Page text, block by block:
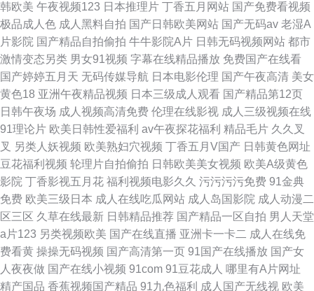
韩欧美 午夜视频123 日本推理片 丁香五月网站 国产免费看视频
极品成人色 成人黑料自拍 国产日韩欧美网站 国产无码av 老湿A
片影院 国产精品自拍偷拍 牛牛影院A片 日韩无码视频网站 都市
激情变态另类 男女91视频 字幕在线精品播放 免费国产在线看
国产婷婷五月天 无码传媒导航 日本电影伦理 国产午夜高清 美女
黄色18 亚洲午夜精品视频 日本三级成人观看 国产精品第12页
日韩午夜场 成人视频高清免费 伦理在线影视 成人三级视频在线
91理论片 欧美日韩性爱福利 av午夜探花福利 精品毛片 久久叉
叉 另类人妖视频 欧美熟妇穴视频 丁香五月V国产 日韩黄色网址
豆花福利视频 轮理片自拍偷拍 日韩欧美美女视频 欧美A级黄色
影院 丁香影视五月花 福利视频电影久久 污污污污免费 91金典
免费 欧美三级日本 成人在线吃瓜网站 成人岛国影院 成人动漫二
区三区 久草在线最新 日韩精品推荐 国产精品一区自拍 男人天堂
a片123 另类视频欧美 国产在线直播 亚洲卡一卡二 成人在线免
费看黄 操操无码视频 国产高清第一页 91国产在线播放 国产女
人夜夜做 国产在线小视频 91com 91豆花成人 哪里有A片网址
精产国品 香蕉视频国产精品 91九色福利 成人国产无线视 欧美